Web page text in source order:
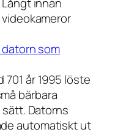
innan
datorn som
701 år 1995 löste
bärbara
Datorns
automatiskt ut